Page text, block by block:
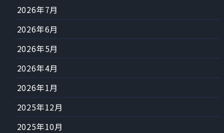
2026年7月
2026年6月
2026年5月
2026年4月
2026年1月
2025年12月
2025年10月